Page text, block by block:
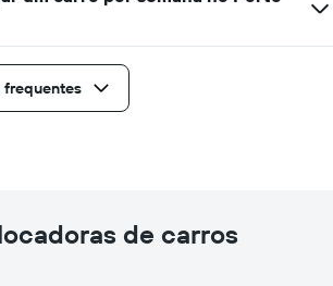
frequentes
de carros